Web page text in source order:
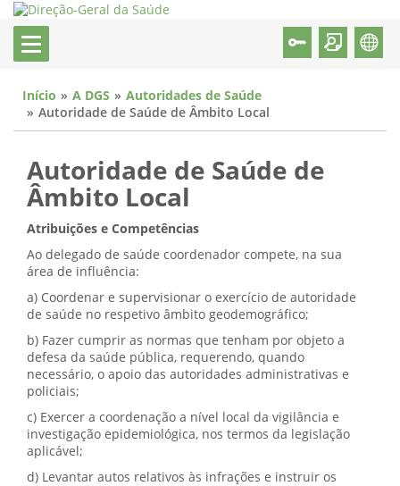
Início A DGS
Autoridades de Saúde
Autoridade de Saúde de Âmbito Local
Autoridade de Saúde de
Âmbito Local
Atribuições e Competências
Ao delegado de saúde coordenador compete, na sua
área de influência:
a) Coordenar e supervisionar o exercício de autoridade
de saúde no respetivo âmbito geodemográfico;
b) Fazer cumprir as normas que tenham por objeto a
defesa da saúde pública, requerendo, quando
necessário, o apoio das autoridades administrativas e
policiais;
c) Exercer a coordenação a nível local da vigilância e
investigação epidemiológica, nos termos da legislação
aplicável;
d) Levantar autos relativos às infrações e instruir os